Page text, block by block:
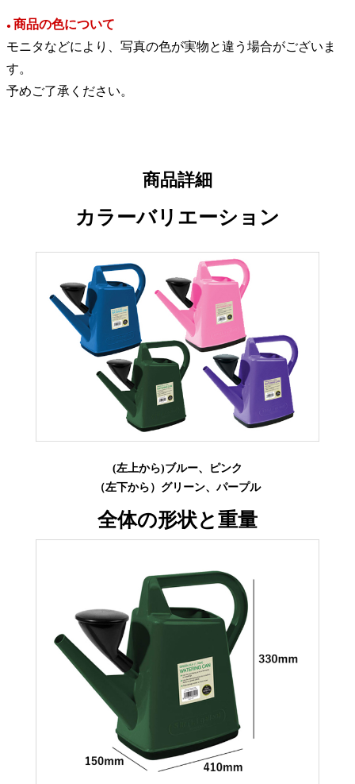
● 商品の色について
モニタなどにより、写真の色が実物と違う場合がございま
す。
予めご了承ください。
商品詳細
カラーバリエーション
(左上から)ブルー、ピンク
（左下から）グリーン、パープル
全体の形状と重量